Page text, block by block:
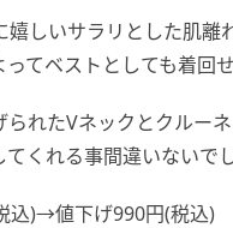
嬉しいサラリとした肌
てベストとしても着回
れたVネックとクルー
くれる事間違いないでし
込)→値下げ990円(税込)